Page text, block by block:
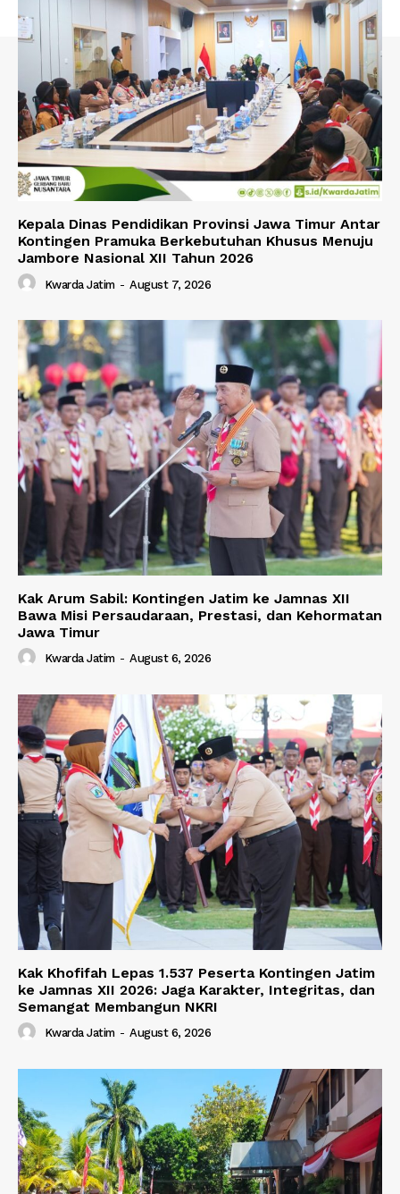
Kepala Dinas Pendidikan Provinsi Jawa Timur Antar
Kontingen Pramuka Berkebutuhan Khusus Menuju
Jambore Nasional XII Tahun 2026
Kwarda Jatim - August 7, 2026
Kak Arum Sabil: Kontingen Jatim ke Jamnas XII
Bawa Misi Persaudaraan, Prestasi, dan Kehormatan
Jawa Timur
Kwarda Jatim - August 6, 2026
Kak Khofifah Lepas 1.537 Peserta Kontingen Jatim
ke Jamnas XII 2026: Jaga Karakter, Integritas, dan
Semangat Membangun NKRI
Kwarda Jatim - August 6, 2026